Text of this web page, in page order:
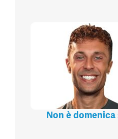
Non è domenica